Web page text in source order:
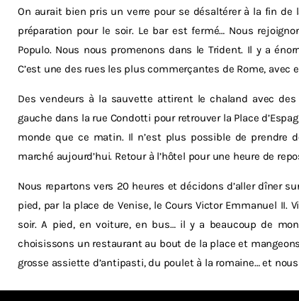
On aurait bien pris un verre pour se désaltérer à la fin
préparation pour le soir. Le bar est fermé… Nous
Populo. Nous nous promenons dans le Trident. Il y a
C’est une des rues les plus commerçantes de Rome,
Des vendeurs à la sauvette attirent le chaland avec
gauche dans la rue Condotti pour retrouver la Place
monde que ce matin. Il n’est plus possible de prendre
marché aujourd’hui. Retour à l’hôtel pour une heure de
Nous repartons vers 20 heures et décidons d’aller dîner
pied, par la place de Venise, le Cours Victor Emmanuel
soir. A pied, en voiture, en bus… il y a beaucoup de
choisissons un restaurant au bout de la place et
grosse assiette d’antipasti, du poulet à la romaine… et